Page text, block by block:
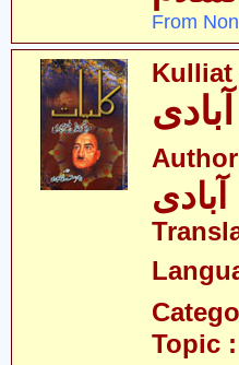
From
Kulliat
آبادی
Topic :